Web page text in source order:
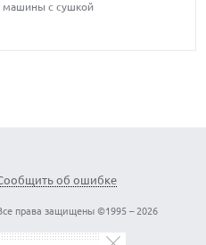
машины с сушкой
об ошибке
права защищены ©1995 – 2026